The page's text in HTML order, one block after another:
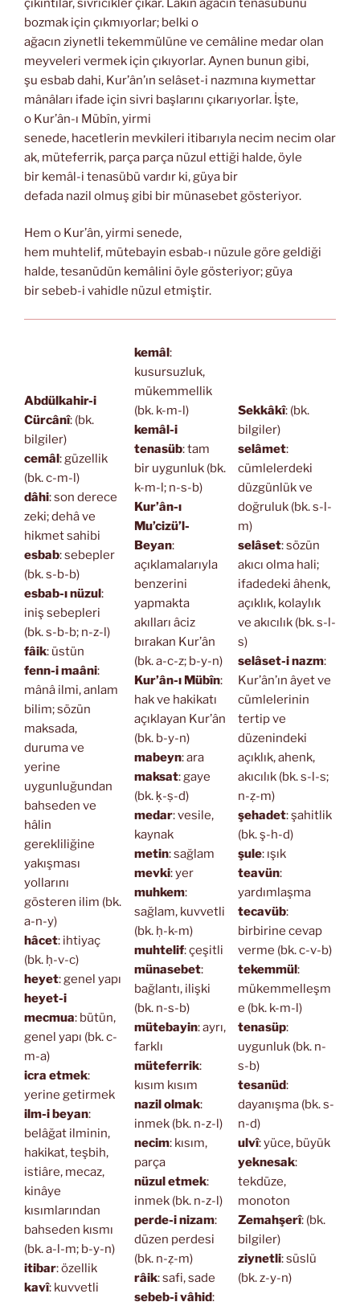
çıkıntılar, sivricikler çıkar. Lâkin ağacın tenasübünü
bozmak için çıkmıyorlar; belki o
ağacın ziynetli tekemmülüne ve cemâline medar olan
meyveleri vermek için çıkıyorlar. Aynen bunun gibi,
şu esbab dahi, Kur’ân’ın selâset-i nazmına kıymettar
mânâları ifade için sivri başlarını çıkarıyorlar. İşte,
o Kur’ân-ı Mübîn, yirmi
senede, hacetlerin mevkileri itibarıyla necim necim olar
ak, müteferrik, parça parça nüzul ettiği halde, öyle
bir kemâl-i tenasübü vardır ki, güya bir
defada nazil olmuş gibi bir münasebet gösteriyor.
Hem o Kur’ân, yirmi senede,
hem muhtelif, mütebayin esbab-ı nüzule göre geldiği
halde, tesanüdün kemâlini öyle gösteriyor; güya
bir sebeb-i vahidle nüzul etmiştir.
Abdülkahir-i
Cürcânî: (bk.
bilgiler)
cemâl : güzellik
(bk. c-m-l)
dâhi: son derece
zeki; dehâ ve
hikmet sahibi
esbab: sebepler
(bk. s-b-b)
esbab-ı nüzul :
iniş sebepleri
(bk. s-b-b; n-z-l)
fâik: üstün
fenn-i maâni:
mânâ ilmi, anlam
bilim; sözün
maksada,
duruma ve
yerine
uygunluğundan
bahseden ve
hâlin
gerekliliğine
yakışması
yollarını
gösteren ilim (bk.
a-n-y)
hâcet: ihtiyaç
(bk. ḥ-v-c)
heyet: genel yapı
heyet-i
mecmua: bütün,
genel yapı (bk. c-
m-a)
icra etmek:
yerine getirmek
ilm-i beyan:
belâğat ilminin,
hakikat, teşbih,
istiâre, mecaz,
kinâye
kısımlarından
bahseden kısmı
(bk. a-l-m; b-y-n)
itibar: özellik
kavî: kuvvetli
kemâl :
kusursuzluk,
mükemmellik
(bk. k-m-l)
kemâl-i
tenasüb: tam
bir uygunluk (bk.
k-m-l; n-s-b)
Kur’ân-ı
Mu’cizü’l-
Beyan:
açıklamalarıyla
benzerini
yapmakta
akılları âciz
bırakan Kur’ân
(bk. a-c-z; b-y-n)
Kur’ân-ı Mübîn:
hak ve hakikatı
açıklayan Kur’ân
(bk. b-y-n)
mabeyn: ara
maksat: gaye
(bk. ḳ-ṣ-d)
medar: vesile,
kaynak
metin: sağlam
mevki: yer
muhkem:
sağlam, kuvvetli
(bk. ḥ-k-m)
muhtelif: çeşitli
münasebet:
bağlantı, ilişki
(bk. n-s-b)
mütebayin: ayrı,
farklı
müteferrik:
kısım kısım
nazil olmak:
inmek (bk. n-z-l)
necim: kısım,
parça
nüzul etmek:
inmek (bk. n-z-l)
perde-i nizam:
düzen perdesi
(bk. n-ẓ-m)
râik: safi, sade
sebeb-i vâhid:
Sekkâkî: (bk.
bilgiler)
selâmet:
cümlelerdeki
düzgünlük ve
doğruluk (bk. s-l-
m)
selâset: sözün
akıcı olma hali;
ifadedeki âhenk,
açıklık, kolaylık
ve akıcılık (bk. s-l-
s)
selâset-i nazm:
Kur’ân’ın âyet ve
cümlelerinin
tertip ve
düzenindeki
açıklık, ahenk,
akıcılık (bk. s-l-s;
n-ẓ-m)
şehadet: şahitlik
(bk. ş-h-d)
şule: ışık
teavün:
yardımlaşma
tecavüb:
birbirine cevap
verme (bk. c-v-b)
tekemmül :
mükemmelleşm
e (bk. k-m-l)
tenasüp:
uygunluk (bk. n-
s-b)
tesanüd:
dayanışma (bk. s-
n-d)
ulvî: yüce, büyük
yeknesak:
tekdüze,
monoton
Zemahşerî: (bk.
bilgiler)
ziynetli: süslü
(bk. z-y-n)